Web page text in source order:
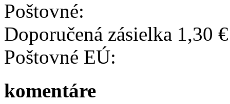
Poštovné:
Doporučená zásielka 1,30
Poštovné EÚ:
komentáre